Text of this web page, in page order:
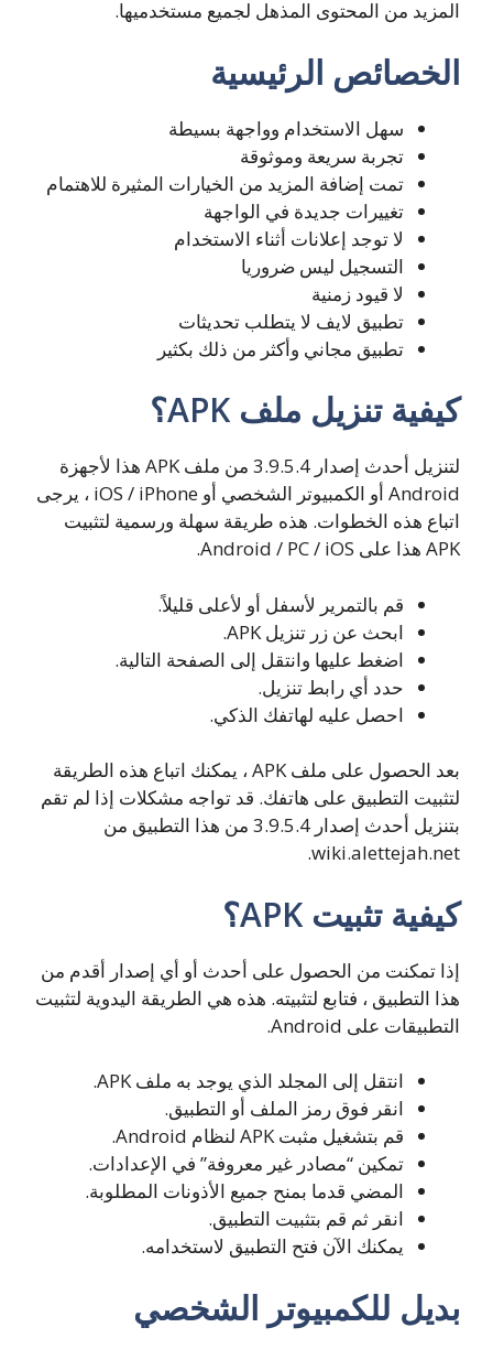
المزيد من المحتوى المذهل لجميع مستخدميها.
الخصائص الرئيسية
سهل الاستخدام وواجهة بسيطة
تجربة سريعة وموثوقة
تمت إضافة المزيد من الخيارات المثيرة للاهتمام
تغييرات جديدة في الواجهة
لا توجد إعلانات أثناء الاستخدام
التسجيل ليس ضروريا
لا قيود زمنية
تطبيق لايف لا يتطلب تحديثات
تطبيق مجاني وأكثر من ذلك بكثير
كيفية تنزيل ملف APK؟
لتنزيل أحدث إصدار 3.9.5.4 من ملف APK هذا لأجهزة
Android أو الكمبيوتر الشخصي أو iOS / iPhone ، يرجى
اتباع هذه الخطوات. هذه طريقة سهلة ورسمية لتثبيت
APK هذا على Android / PC / iOS.
قم بالتمرير لأسفل أو لأعلى قليلاً.
ابحث عن زر تنزيل APK.
اضغط عليها وانتقل إلى الصفحة التالية.
حدد أي رابط تنزيل.
احصل عليه لهاتفك الذكي.
بعد الحصول على ملف APK ، يمكنك اتباع هذه الطريقة
لتثبيت التطبيق على هاتفك. قد تواجه مشكلات إذا لم تقم
بتنزيل أحدث إصدار 3.9.5.4 من هذا التطبيق من
wiki.alettejah.net.
كيفية تثبيت APK؟
إذا تمكنت من الحصول على أحدث أو أي إصدار أقدم من
هذا التطبيق ، فتابع لتثبيته. هذه هي الطريقة اليدوية لتثبيت
التطبيقات على Android.
انتقل إلى المجلد الذي يوجد به ملف APK.
انقر فوق رمز الملف أو التطبيق.
قم بتشغيل مثبت APK لنظام Android.
تمكين “مصادر غير معروفة” في الإعدادات.
المضي قدما بمنح جميع الأذونات المطلوبة.
انقر ثم قم بتثبيت التطبيق.
يمكنك الآن فتح التطبيق لاستخدامه.
بديل للكمبيوتر الشخصي